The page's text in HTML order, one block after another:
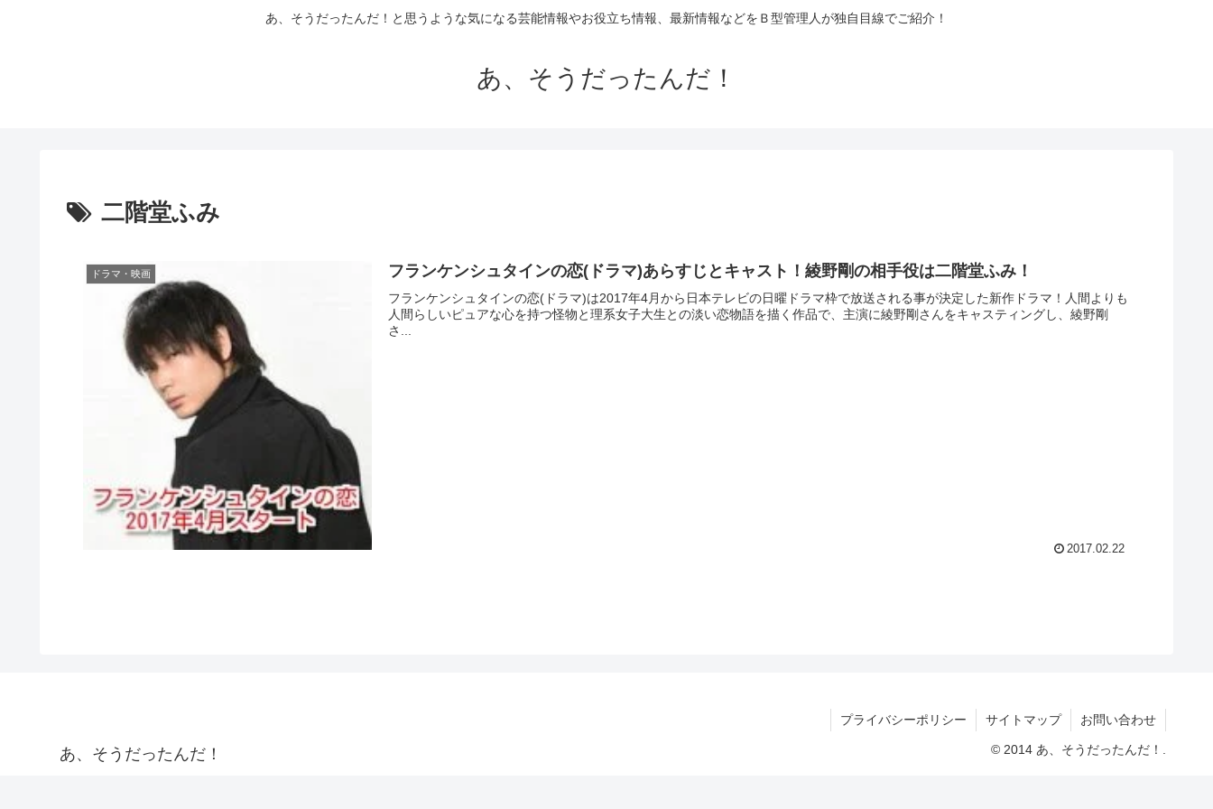
あ、そうだったんだ！と思うような気になる芸能情報やお役立ち情報、最新情報などをＢ型管理人が独自目線でご紹介！
あ、そうだったんだ！
二階堂ふみ
ドラマ・映画 フランケンシュタインの恋(ドラマ)あらすじとキャスト！綾野剛の相手役は二階堂ふみ！
フランケンシュタインの恋(ドラマ)は2017年4月から日本テレビの日曜ドラマ枠で放送される事が決定した新作ドラマ！人間よりも
人間らしいピュアな心を持つ怪物と理系女子大生との淡い恋物語を描く作品で、主演に綾野剛さんをキャスティングし、綾野剛
さ...
2017.02.22
あ、そうだったんだ！
プライバシーポリシー サイトマップ お問い合わせ
© 2014 あ、そうだったんだ！.